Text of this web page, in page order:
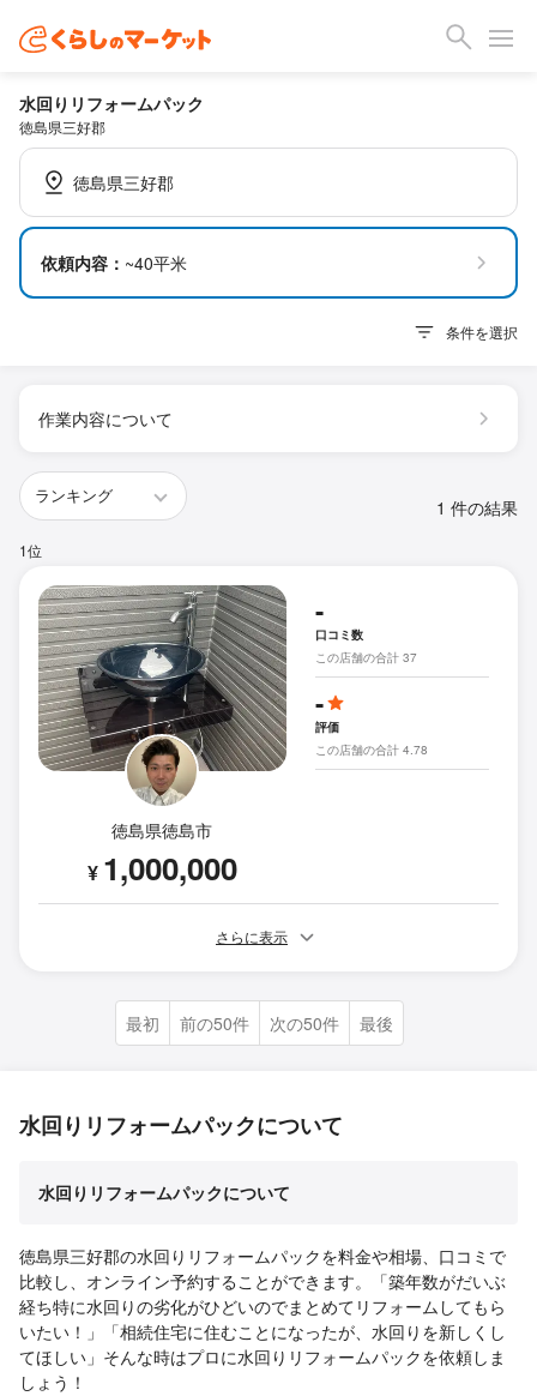
水回りリフォームパック
徳島県三好郡
徳島県三好郡
依頼内容： ~40平米
条件を選択
作業内容について
1 件の結果
1位
徳島県徳島市
¥ 1,000,000
-
口コミ数
この店舗の合計 37
-
評価
この店舗の合計 4.78
さらに表示
最初 前の50件 次の50件 最後
水回りリフォームパックについて
水回りリフォームパックについて
徳島県三好郡の水回りリフォームパックを料金や相場、口コミで
比較し、オンライン予約することができます。「築年数がだいぶ
経ち特に水回りの劣化がひどいのでまとめてリフォームしてもら
いたい！」「相続住宅に住むことになったが、水回りを新しくし
てほしい」そんな時はプロに水回りリフォームパックを依頼しま
しょう！